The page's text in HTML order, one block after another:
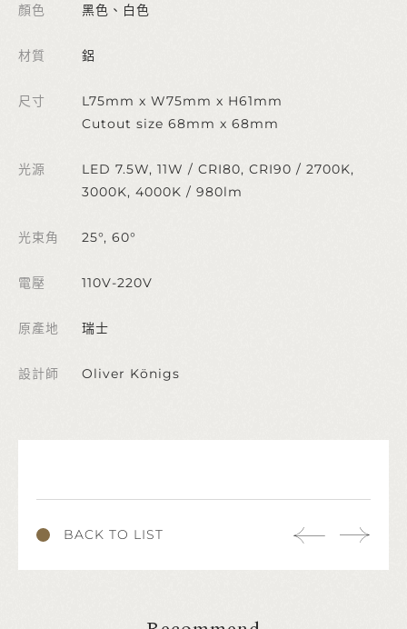
顏色 黑色、白色
材質 鋁
尺寸
L75mm x W75mm x H61mm
Cutout size 68mm x 68mm
光源
LED 7.5W, 11W / CRI80, CRI90 / 2700K,
3000K, 4000K / 980lm
光束角 25°, 60°
電壓 110V-220V
原產地 瑞士
設計師 Oliver Königs
BACK TO LIST